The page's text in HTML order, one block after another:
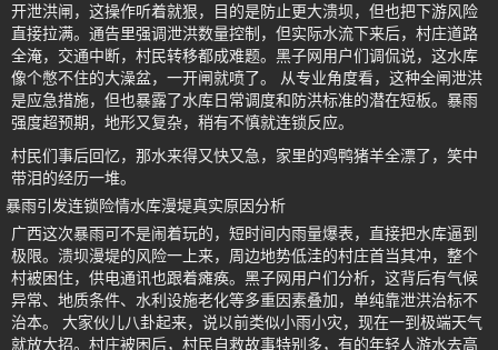
开泄洪闸，这操作听着就狠，目的是防止更大溃坝，但也把下游风险
直接拉满。通告里强调泄洪数量控制，但实际水流下来后，村庄道路
全淹，交通中断，村民转移都成难题。黑子网用户们调侃说，这水库
像个憋不住的大澡盆，一开闸就喷了。 从专业角度看，这种全闸泄洪
是应急措施，但也暴露了水库日常调度和防洪标准的潜在短板。暴雨
强度超预期，地形又复杂，稍有不慎就连锁反应。
村民们事后回忆，那水来得又快又急，家里的鸡鸭猪羊全漂了，笑中
带泪的经历一堆。
暴雨引发连锁险情水库漫堤真实原因分析
广西这次暴雨可不是闹着玩的，短时间内雨量爆表，直接把水库逼到
极限。溃坝漫堤的风险一上来，周边地势低洼的村庄首当其冲，整个
村被困住，供电通讯也跟着瘫痪。黑子网用户们分析，这背后有气候
异常、地质条件、水利设施老化等多重因素叠加，单纯靠泄洪治标不
治本。 大家伙儿八卦起来，说以前类似小雨小灾，现在一到极端天气
就放大招。村庄被困后，村民自救故事特别多，有的年轻人游水去高